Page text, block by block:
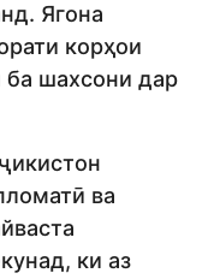
Ягона
корҳои
ба шахсони дар
ва
ки аз